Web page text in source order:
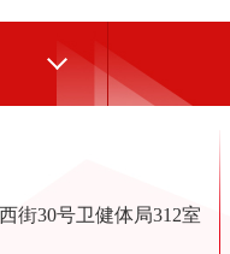
街30号卫健体局312室